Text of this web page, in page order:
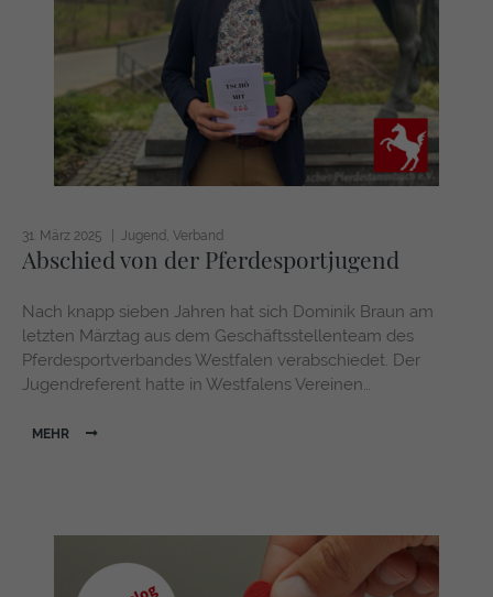
31. März 2025 Jugend Verband
Abschied von der Pferdesportjugend
Nach knapp sieben Jahren hat sich Dominik Braun am
letzten Märztag aus dem Geschäftsstellenteam des
Pferdesportverbandes Westfalen verabschiedet. Der
Jugendreferent hatte in Westfalens Vereinen…
MEHR